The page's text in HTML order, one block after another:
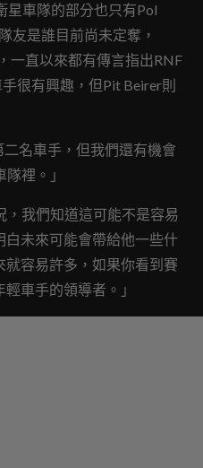
星車隊的部分也只有Pol
友是誰目前尚未定奪，
一直以來都有傳言指出RNF
很有興趣，但Pit Beirer則
二名車手，但我們還有機會
裡。」
，我們知道這可能不是容易
未來可能會帶給他一些什
容易許多，如果你看到賽
車手的領導者。」